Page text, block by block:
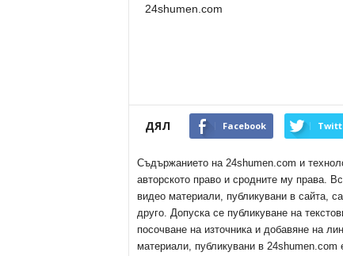
24shumen.com
ДЯЛ Facebook
Съдържанието на 24shumen.com и
авторското право и сродните му права.
видео материали, публикувани в сайта,
друго. Допуска се публикуване на
посочване на източника и добавяне на
материали, публикувани в